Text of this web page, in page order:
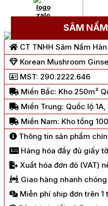
SÂM
CT TNHH Sâm Nấm
Korean Mushroom
MST: 290.2222.646
Miền Bắc: Kho 250m²
Miền Trung: Quốc lộ
Miền Nam: Kho tổng
Thông tin sản phẩm
Hàng hóa đầy đủ giấy tờ
Xuất hóa đơn đỏ (VAT)
Giao hàng nhanh chóng
Miễn phí ship đơn trên 1